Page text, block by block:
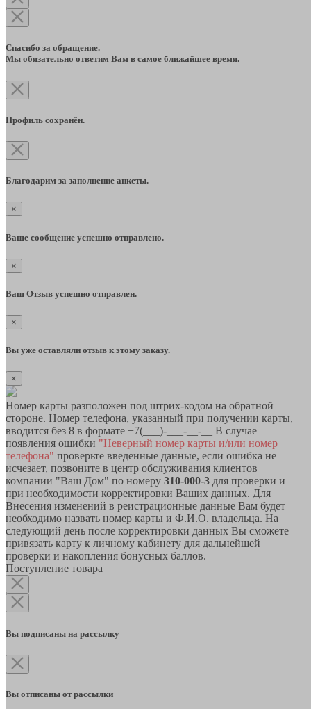
Спасибо за обращение.
Мы обязательно ответим Вам в самое ближайшее время.
Профиль сохранён.
Благодарим за заполнение анкеты.
×
Ваше сообщение успешно отправлено.
×
Ваш Отзыв успешно отправлен.
×
Вы уже оставляли отзыв к этому заказу.
×
Номер карты разположен под штрих-кодом на обратной
стороне. Номер телефона, указанный при получении карты,
вводится без 8 в формате +7(___)-___-__-__ В случае
появления ошибки "Неверный номер карты и/или номер
телефона" проверьте введенные данные, если ошибка не
исчезает, позвоните в центр обслуживания клиентов
компании "Ваш Дом" по номеру 310-000-3 для проверки и
при необходимости корректировки Ваших данных. Для
Внесения изменений в реистрационные данные Вам будет
необходимо назвать номер карты и Ф.И.О. владельца. На
следующий день после корректировки данных Вы сможете
привязать карту к личному кабинету для дальнейшей
проверки и накопления бонусных баллов.
Поступление товара
Вы подписаны на рассылку
Вы отписаны от рассылки